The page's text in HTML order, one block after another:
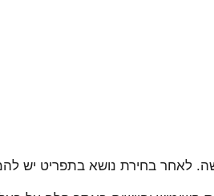
לאחר בחירת נושא בתפריט יש